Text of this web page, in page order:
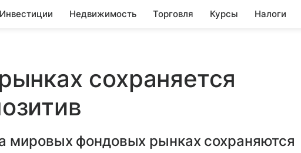
Инвестиции Недвижимость Торговля Курсы Налоги
сохраняется
мировых фондовых рынках сохраняются